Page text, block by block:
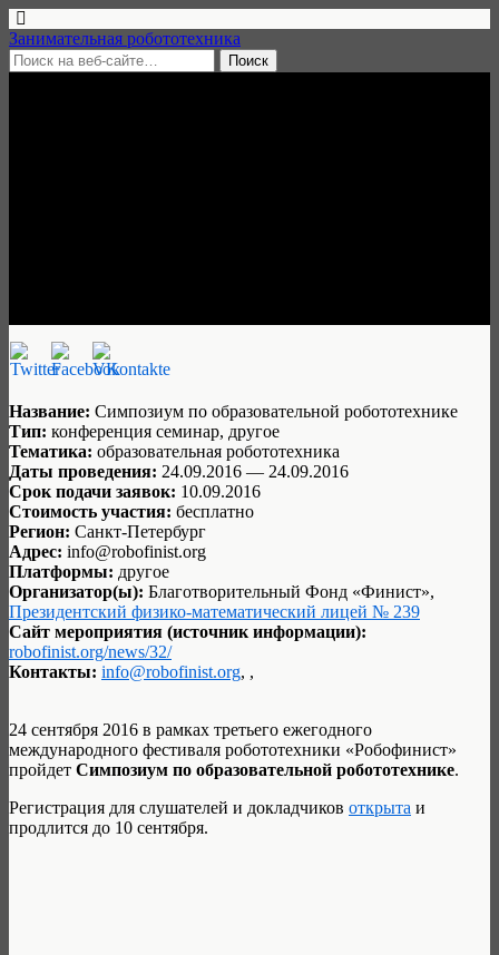
Занимательная робототехника
Название: Симпозиум по образовательной робототехнике
Тип: конференция семинар, другое
Тематика: образовательная робототехника
Даты проведения: 24.09.2016 — 24.09.2016
Срок подачи заявок: 10.09.2016
Стоимость участия: бесплатно
Регион: Санкт-Петербург
Адрес: info@robofinist.org
Платформы: другое
Организатор(ы): Благотворительный Фонд «Финист»,
Президентский физико-математический лицей № 239
Сайт мероприятия (источник информации):
robofinist.org/news/32/
Контакты: info@robofinist.org, ,
24 сентября 2016 в рамках третьего ежегодного
международного фестиваля робототехники «Робофинист»
пройдет Симпозиум по образовательной робототехнике.
Регистрация для слушателей и докладчиков открыта и
продлится до 10 сентября.